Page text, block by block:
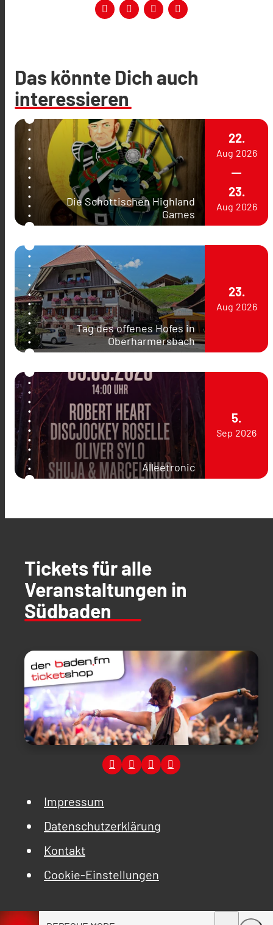
Das könnte Dich auch
interessieren
Die Schottischen Highland
Games
22.
Aug 2026
23.
Aug 2026
Tag des offenes Hofes in
Oberharmersbach
23.
Aug 2026
Alleetronic
5.
Sep 2026
Tickets für alle
Veranstaltungen in
Südbaden
Impressum
Datenschutzerklärung
Kontakt
Cookie-Einstellungen